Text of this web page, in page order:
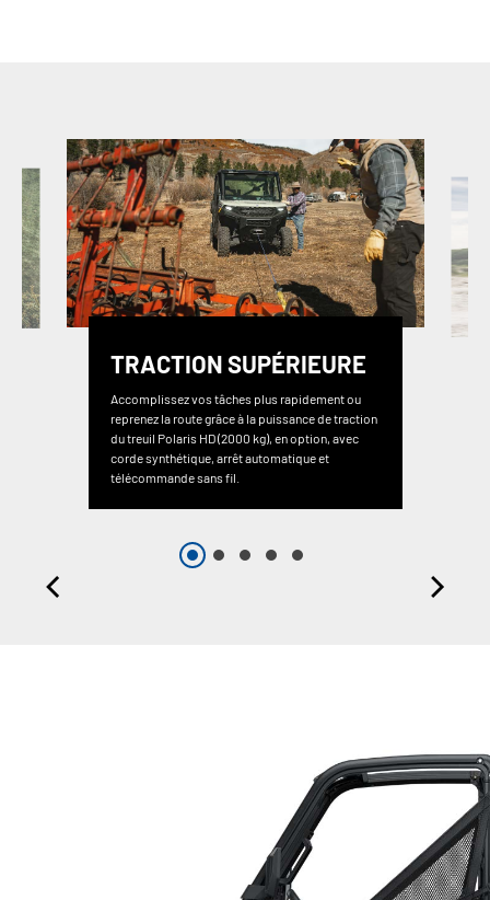
TRACTION SUPÉRIEURE
Accomplissez vos tâches plus rapidement ou
reprenez la route grâce à la puissance de traction
du treuil Polaris HD (2000 kg), en option, avec
corde synthétique, arrêt automatique et
télécommande sans fil.